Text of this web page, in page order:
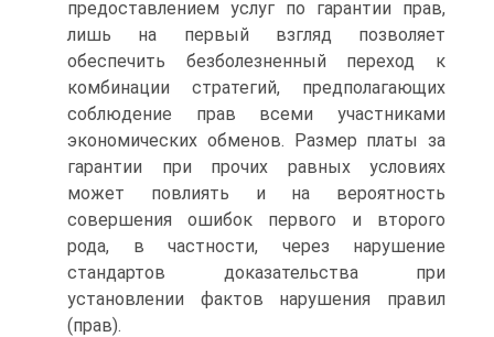
предоставлением услуг по гарантии прав,
лишь на первый взгляд позволяет
обеспечить безболезненный переход к
комбинации стратегий, предполагающих
соблюдение прав всеми участниками
экономических обменов. Размер платы за
гарантии при прочих равных условиях
может повлиять и на вероятность
совершения ошибок первого и второго
рода, в частности, через нарушение
стандартов доказательства при
установлении фактов нарушения правил
(прав).